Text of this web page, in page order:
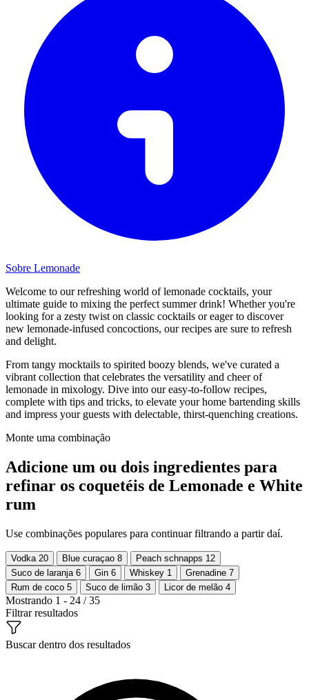
Sobre Lemonade
Welcome to our refreshing world of lemonade cocktails, your
ultimate guide to mixing the perfect summer drink! Whether you're
looking for a zesty twist on classic cocktails or eager to discover
new lemonade-infused concoctions, our recipes are sure to refresh
and delight.
From tangy mocktails to spirited boozy blends, we've curated a
vibrant collection that celebrates the versatility and cheer of
lemonade in mixology. Dive into our easy-to-follow recipes,
complete with tips and tricks, to elevate your home bartending skills
and impress your guests with delectable, thirst-quenching creations.
Monte uma combinação
Adicione um ou dois ingredientes para
refinar os coquetéis de Lemonade e White
rum
Use combinações populares para continuar filtrando a partir daí.
Vodka 20 Blue curaçao 8 Peach schnapps 12
Suco de laranja 6 Gin 6 Whiskey 1 Grenadine 7
Rum de coco 5 Suco de limão 3 Licor de melão 4
Mostrando 1 - 24 / 35
Filtrar resultados
Buscar dentro dos resultados